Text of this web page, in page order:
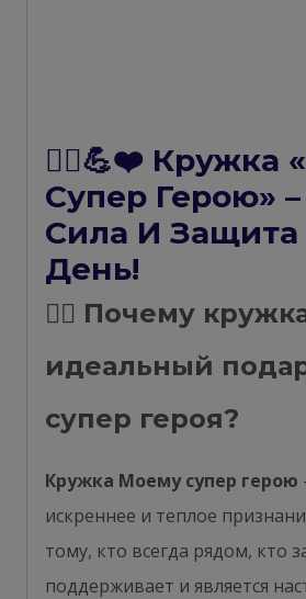
🦸‍♂️💪❤️ Кружка
Супер Герою»
Сила И
День!
🦸‍♂️ Почему
идеальный
супер героя?
Кружка Моему супер герою
искреннее и теплое
тому, кто всегда рядом, кто
поддерживает и является